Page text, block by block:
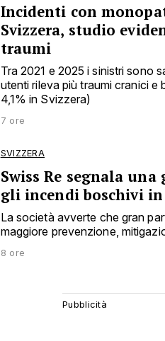
Incidenti con
Svizzera, studio
traumi
Tra 2021 e 2025 i sinistri sono
utenti rileva più traumi cranici
4,1% in Svizzera)
7 ore
SVIZZERA
Swiss Re segnala
gli incendi boschivi in
La società avverte che gran
maggiore prevenzione,
8 ore